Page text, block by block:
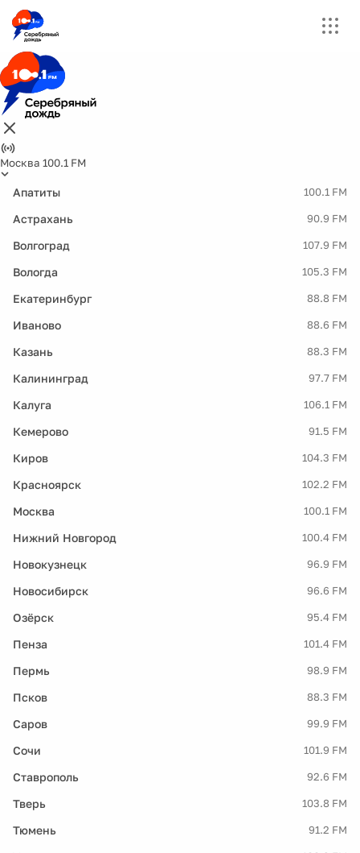
Москва 100.1 FM
Апатиты 100.1 FM
Астрахань 90.9 FM
Волгоград 107.9 FM
Вологда 105.3 FM
Екатеринбург 88.8 FM
Иваново 88.6 FM
Казань 88.3 FM
Калининград 97.7 FM
Калуга 106.1 FM
Кемерово 91.5 FM
Киров 104.3 FM
Красноярск 102.2 FM
Москва 100.1 FM
Нижний Новгород 100.4 FM
Новокузнецк 96.9 FM
Новосибирск 96.6 FM
Озёрск 95.4 FM
Пенза 101.4 FM
Пермь 98.9 FM
Псков 88.3 FM
Саров 99.9 FM
Сочи 101.9 FM
Ставрополь 92.6 FM
Тверь 103.8 FM
Тюмень 91.2 FM